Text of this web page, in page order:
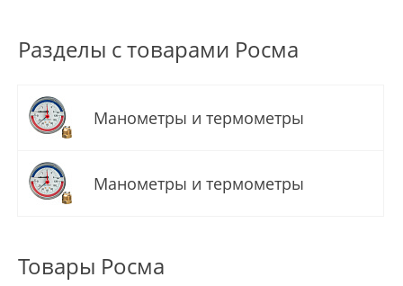
Разделы с товарами Росма
Манометры и термометры
Манометры и термометры
Товары Росма